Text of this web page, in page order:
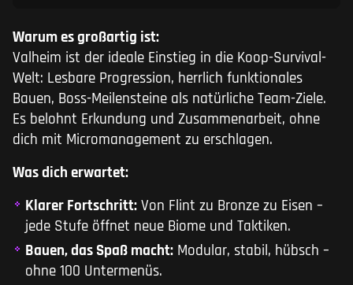
Warum es großartig ist:
Valheim ist der ideale Einstieg in die Koop-Survival-
Welt: Lesbare Progression, herrlich funktionales
Bauen, Boss-Meilensteine als natürliche Team-Ziele.
Es belohnt Erkundung und Zusammenarbeit, ohne
dich mit Micromanagement zu erschlagen.
Was dich erwartet:
Klarer Fortschritt: Von Flint zu Bronze zu Eisen –
jede Stufe öffnet neue Biome und Taktiken.
Bauen, das Spaß macht: Modular, stabil, hübsch –
ohne 100 Untermenüs.